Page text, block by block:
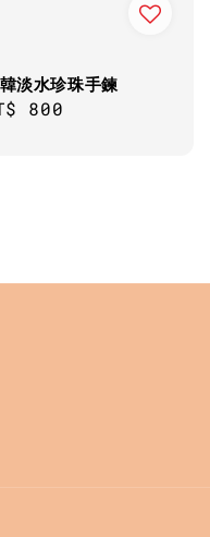
淡水珍珠手鍊
800